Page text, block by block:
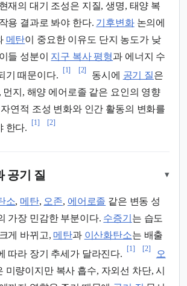
재의 대기 조성은 지질, 생명, 태양 복
용 결과로 봐야 한다. 기후변화논의에
메탄이 중요한 이유도 단지 농도가 낮
들 성분이 지구 복사 평형과 에너지 수
기 때문이다.
[1] [2]
동시에 공기 질은
먼지, 해양 에어로졸 같은 요인의 영향
연적 조성 변화와 인간 활동의 변화를
한다.
[1] [2]
공기 질 ▾
소, 메탄, 오존, 에어로졸 같은 변동 성
가장 민감한 부분이다. 수증기 는 습도
게 바뀌고, 메탄과 이산화탄소는 배출
따라 장기 추세가 달라진다.
[1] [2]
오
미량이지만 복사 흡수, 자외선 차단, 시